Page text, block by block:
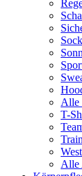
Alle
T-
Alle